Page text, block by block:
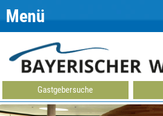
Gastgebersuche
Menü